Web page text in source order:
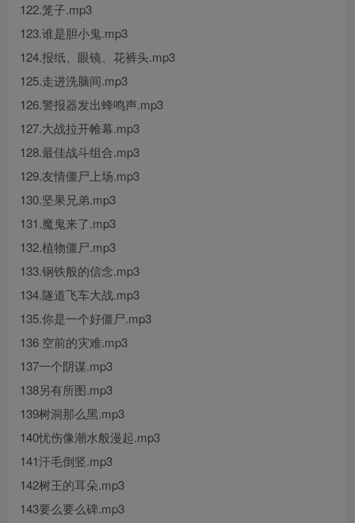
122.笼子.mp3
123.谁是胆小鬼.mp3
124.报纸、眼镜、花裤头.mp3
125.走进洗脑间.mp3
126.警报器发出蜂鸣声.mp3
127.大战拉开帷幕.mp3
128.最佳战斗组合.mp3
129.友情僵尸上场.mp3
130.坚果兄弟.mp3
131.魔鬼来了.mp3
132.植物僵尸.mp3
133.钢铁般的信念.mp3
134.隧道飞车大战.mp3
135.你是一个好僵尸.mp3
136 空前的灾难.mp3
137一个阴谋.mp3
138另有所图.mp3
139树洞那么黑.mp3
140忧伤像潮水般漫起.mp3
141汗毛倒竖.mp3
142树王的耳朵.mp3
143要么要么碑.mp3